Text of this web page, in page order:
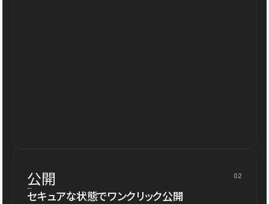
公開 02
セキュアな状態でワンクリック公開